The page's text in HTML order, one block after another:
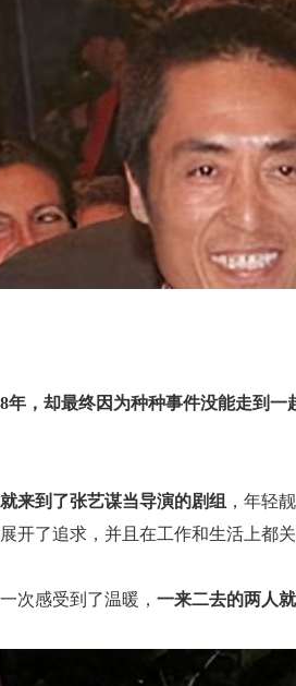
年，却最终因为种种事件没能走到
来到了张艺谋当导演的剧组 ，年轻
开了追求，并且在工作和生活上都
次感受到了温暖， 一来二去的两人